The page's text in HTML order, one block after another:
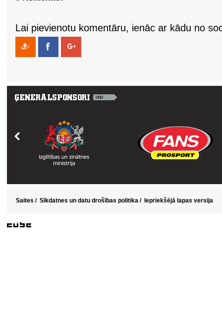
Lai pievienotu komentāru, ienāc ar kādu no
Saites / Sīkdatnes un datu drošības politika / Iepriekšējā lapas versija